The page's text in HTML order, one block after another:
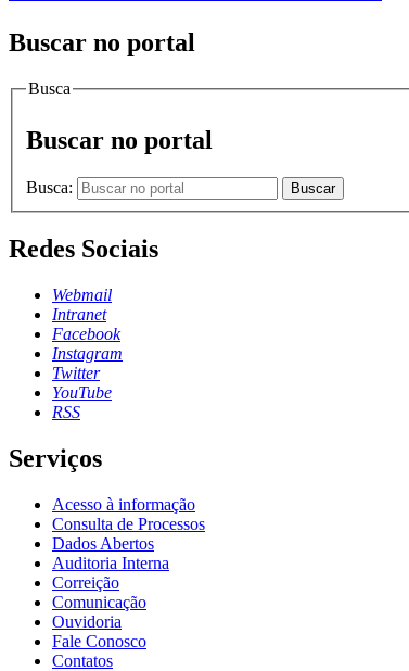
Buscar no portal
Busca
Buscar no portal
Busca: Buscar
Redes Sociais
Webmail
Intranet
Facebook
Instagram
Twitter
YouTube
RSS
Serviços
Acesso à informação
Consulta de Processos
Dados Abertos
Auditoria Interna
Correição
Comunicação
Ouvidoria
Fale Conosco
Contatos